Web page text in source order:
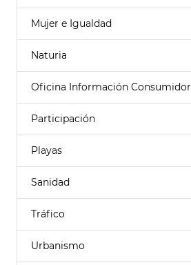
Mujer e Igualdad
Naturia
Oficina Información Consumidor
Participación
Playas
Sanidad
Tráfico
Urbanismo